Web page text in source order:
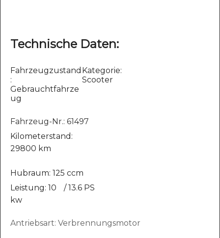
Technische Daten:
Fahrzeugzustand
:
Gebrauchtfahrze
ug
Kategorie:
Scooter
Fahrzeug-Nr.: 61497
Kilometerstand:
29800 km
Hubraum: 125 ccm
Leistung: 10
kw
/ 13.6 PS
Antriebsart: Verbrennungsmotor